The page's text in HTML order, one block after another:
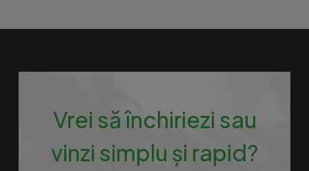
Vrei să închiriezi sau
vinzi simplu și rapid?